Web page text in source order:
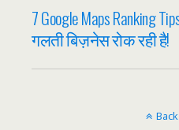
7 Google Maps Ranking
गलती बिज़नेस रोक रही है!